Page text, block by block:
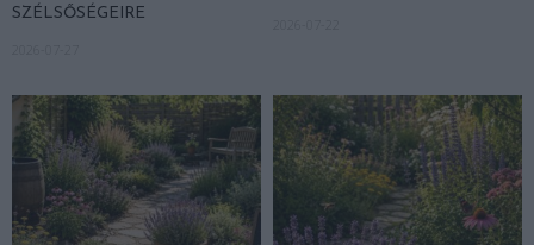
SZÉLSŐSÉGEIRE